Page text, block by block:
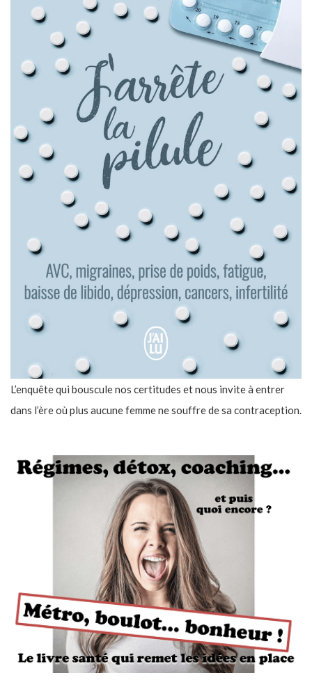
L’enquête qui bouscule nos certitudes et nous invite à entrer
dans l’ère où plus aucune femme ne souffre de sa contraception.